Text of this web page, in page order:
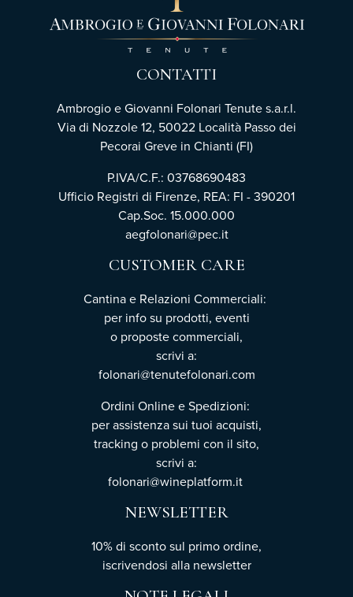
CONTATTI
Ambrogio e Giovanni Folonari Tenute s.a.r.l.
Via di Nozzole 12, 50022 Località Passo dei
Pecorai Greve in Chianti (FI)
P.IVA/C.F.: 03768690483
Ufficio Registri di Firenze, REA: FI - 390201
Cap.Soc. 15.000.000
aegfolonari@pec.it
CUSTOMER CARE
Cantina e Relazioni Commerciali:
per info su prodotti, eventi
o proposte commerciali,
scrivi a:
folonari@tenutefolonari.com
Ordini Online e Spedizioni:
per assistenza sui tuoi acquisti,
tracking o problemi con il sito,
scrivi a:
folonari@wineplatform.it
NEWSLETTER
10% di sconto sul primo ordine,
iscrivendosi alla newsletter